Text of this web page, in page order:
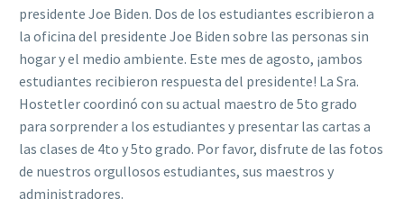
presidente Joe Biden. Dos de los estudiantes escribieron a
la oficina del presidente Joe Biden sobre las personas sin
hogar y el medio ambiente. Este mes de agosto, ¡ambos
estudiantes recibieron respuesta del presidente! La Sra.
Hostetler coordinó con su actual maestro de 5to grado
para sorprender a los estudiantes y presentar las cartas a
las clases de 4to y 5to grado. Por favor, disfrute de las fotos
de nuestros orgullosos estudiantes, sus maestros y
administradores.